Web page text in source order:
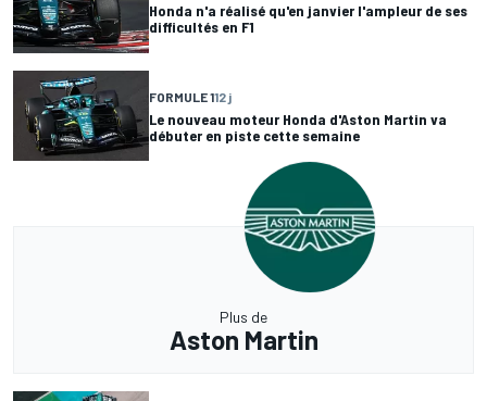
Honda n'a réalisé qu'en janvier l'ampleur de ses
difficultés en F1
FORMULE 112 j
Le nouveau moteur Honda d'Aston Martin va
débuter en piste cette semaine
Plus de
Aston Martin